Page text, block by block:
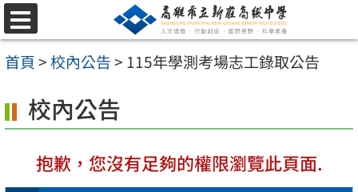
跳
至
主
內
選
單
首頁>校內公告> 115年學測考場志工錄取公告
校內公告
抱歉，您沒有足夠的權限瀏覽此頁面.